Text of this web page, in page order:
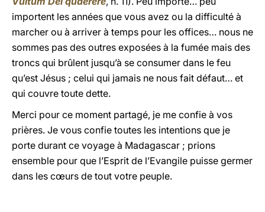
importent les années que vous avez ou la difficulté à
marcher ou à arriver à temps pour les offices… nous ne
sommes pas des outres exposées à la fumée mais des
troncs qui brûlent jusqu’à se consumer dans le feu
qu’est Jésus ; celui qui jamais ne nous fait défaut… et
qui couvre toute dette.
Merci pour ce moment partagé, je me confie à vos
prières. Je vous confie toutes les intentions que je
porte durant ce voyage à Madagascar ; prions
ensemble pour que l’Esprit de l’Evangile puisse germer
dans les cœurs de tout votre peuple.